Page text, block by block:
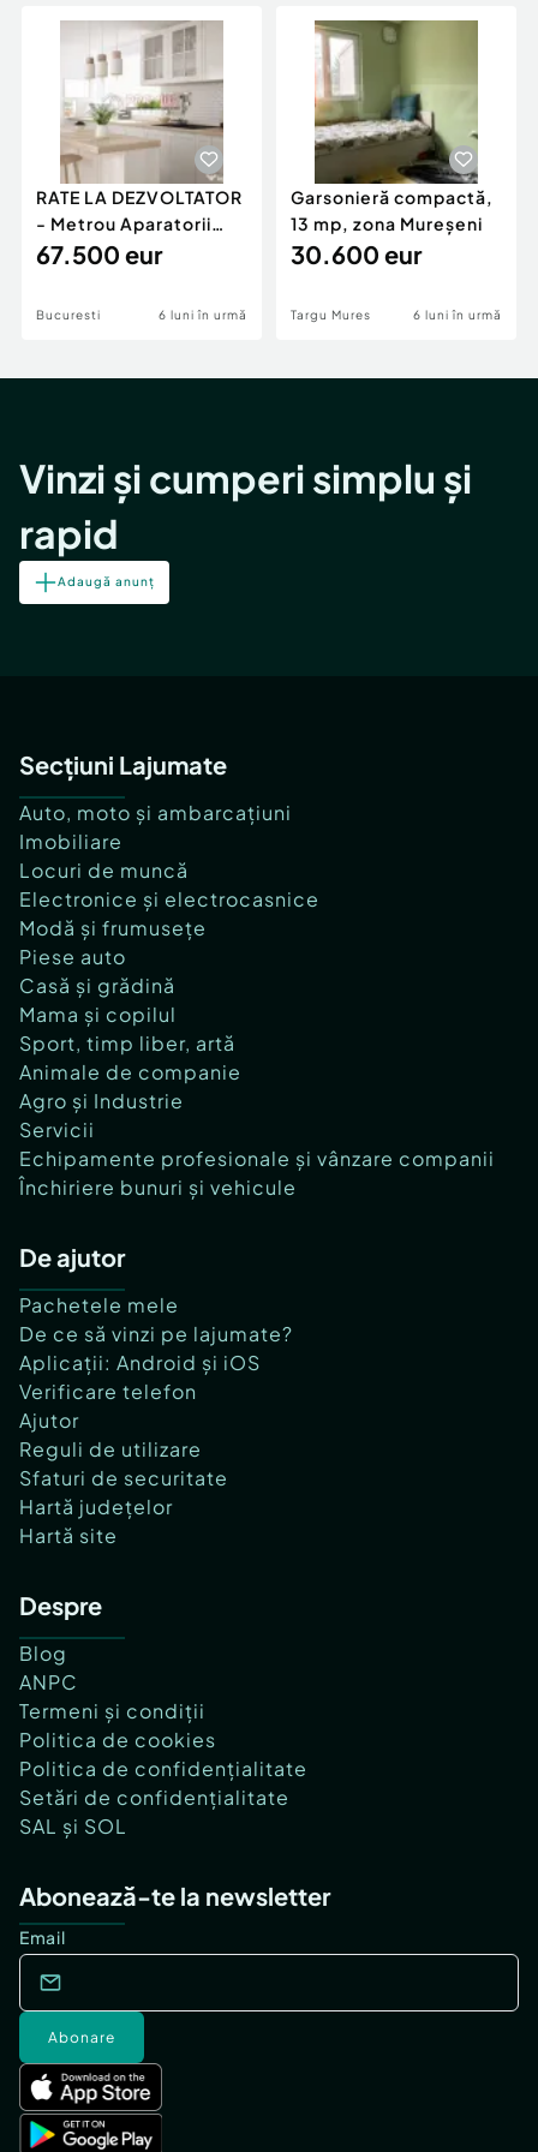
Servicii
Animale de companie
Afaceri și echipamente profesionale
Inchiriere Bunuri si Vehicule
Utilaje agricole si industriale
Piese auto si accesorii
Dacia Duster
RATE LA DEZVOLTATOR
- Metrou Aparatorii
Patriei -
67.500 eur
Bucuresti 6 luni în urmă
Garsonieră compactă,
13 mp, zona Mureșeni
30.600 eur
Targu Mures 6 luni în urmă
Vinzi și cumperi simplu și
rapid
Adaugă anunț
Secțiuni Lajumate
Auto, moto și ambarcațiuni
Imobiliare
Locuri de muncă
Electronice și electrocasnice
Modă și frumusețe
Piese auto
Casă și grădină
Mama și copilul
Sport, timp liber, artă
Animale de companie
Agro și Industrie
Servicii
Echipamente profesionale și vânzare companii
Închiriere bunuri și vehicule
De ajutor
Pachetele mele
De ce să vinzi pe lajumate?
Aplicații: Android și iOS
Verificare telefon
Ajutor
Reguli de utilizare
Sfaturi de securitate
Hartă județelor
Hartă site
Despre
Blog
ANPC
Termeni și condiții
Politica de cookies
Politica de confidențialitate
Setări de confidențialitate
SAL și SOL
Abonează-te la newsletter
Email
Abonare